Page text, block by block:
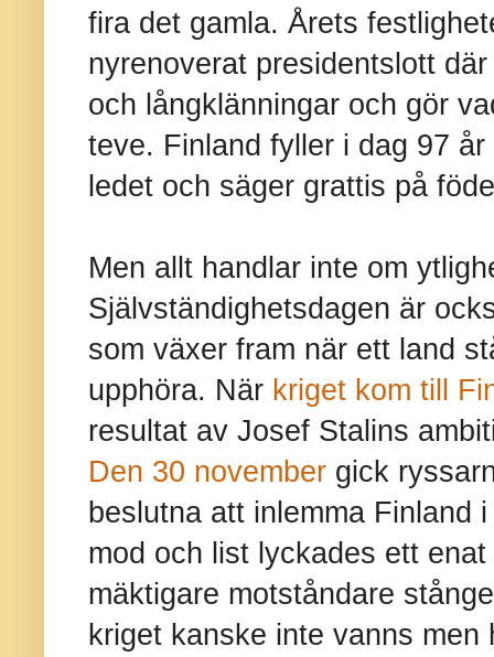
fira det gamla. Årets
nyrenoverat presidentslott
och långklänningar och gör
teve. Finland fyller i dag 97
ledet och säger grattis på
Men allt handlar inte om
Självständighetsdagen är
som växer fram när ett land
upphöra. När kriget kom till
resultat av Josef Stalins
Den 30 november gick
beslutna att inlemma Finland
mod och list lyckades ett
mäktigare motståndare
kriget kanske inte vanns